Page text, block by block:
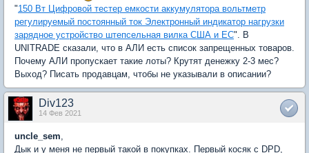
"150 Вт Цифровой тестер емкости аккумулятора вольтметр
регулируемый постоянный ток Электронный индикатор нагрузки
зарядное устройство штепсельная вилка США и ЕС". В
UNITRADE сказали, что в АЛИ есть список запрещенных товаров.
Почему АЛИ пропускает такие лоты? Крутят денежку 2-3 мес?
Выход? Писать продавцам, чтобы не указывали в описании?
Div123
14 Фев 2021
uncle_sem
Дык и у меня не первый такой в покупках. Первый косяк с DPD,